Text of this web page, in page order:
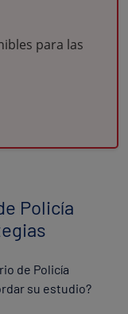
para las
Policía
de Policía
su estudio?